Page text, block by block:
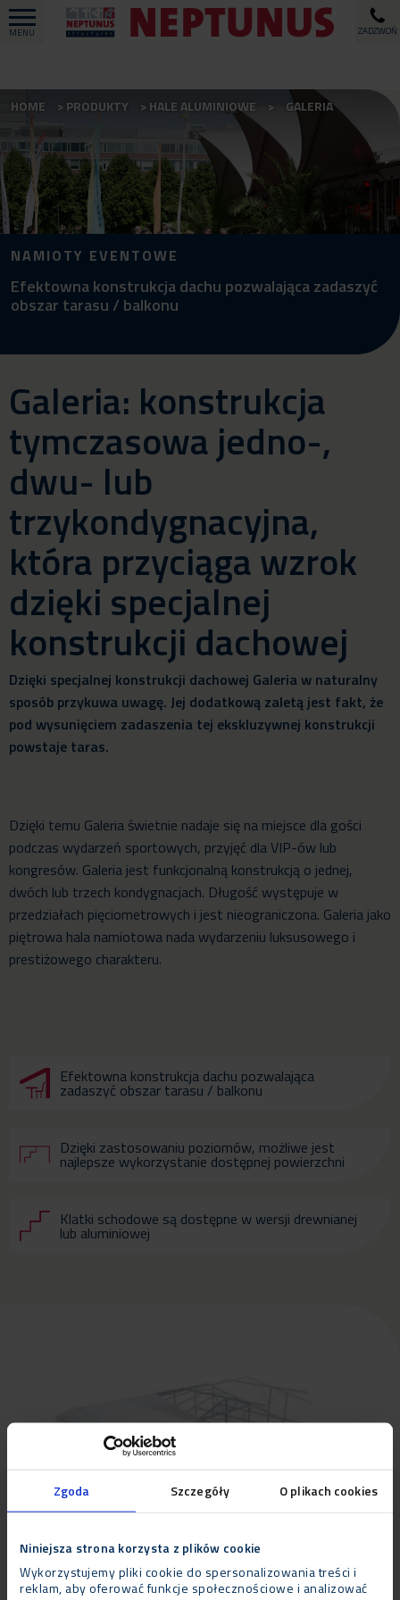
Zgoda Szczegóły O plikach cookies
Niniejsza strona korzysta z plików cookie
Wykorzystujemy pliki cookie do spersonalizowania treści i
reklam, aby oferować funkcje społecznościowe i analizować
MENU ZADZWOŃ
HOME PRODUKTY HALE ALUMINIOWE GALERIA
NAMIOTY EVENTOWE
Efektowna konstrukcja dachu pozwalająca zadaszyć
obszar tarasu / balkonu
Galeria: konstrukcja
tymczasowa jedno-,
dwu- lub
trzykondygnacyjna,
która przyciąga wzrok
dzięki specjalnej
konstrukcji dachowej
Dzięki specjalnej konstrukcji dachowej Galeria w naturalny
sposób przykuwa uwagę. Jej dodatkową zaletą jest fakt, że
pod wysunięciem zadaszenia tej ekskluzywnej konstrukcji
powstaje taras.
Dzięki temu Galeria świetnie nadaje się na miejsce dla gości
podczas wydarzeń sportowych, przyjęć dla VIP-ów lub
kongresów. Galeria jest funkcjonalną konstrukcją o jednej,
dwóch lub trzech kondygnacjach. Długość występuje w
przedziałach pięciometrowych i jest nieograniczona. Galeria jako
piętrowa hala namiotowa nada wydarzeniu luksusowego i
prestiżowego charakteru.
Efektowna konstrukcja dachu pozwalająca
zadaszyć obszar tarasu / balkonu
Dzięki zastosowaniu poziomów, możliwe jest
najlepsze wykorzystanie dostępnej powierzchni
Klatki schodowe są dostępne w wersji drewnianej
lub aluminiowej